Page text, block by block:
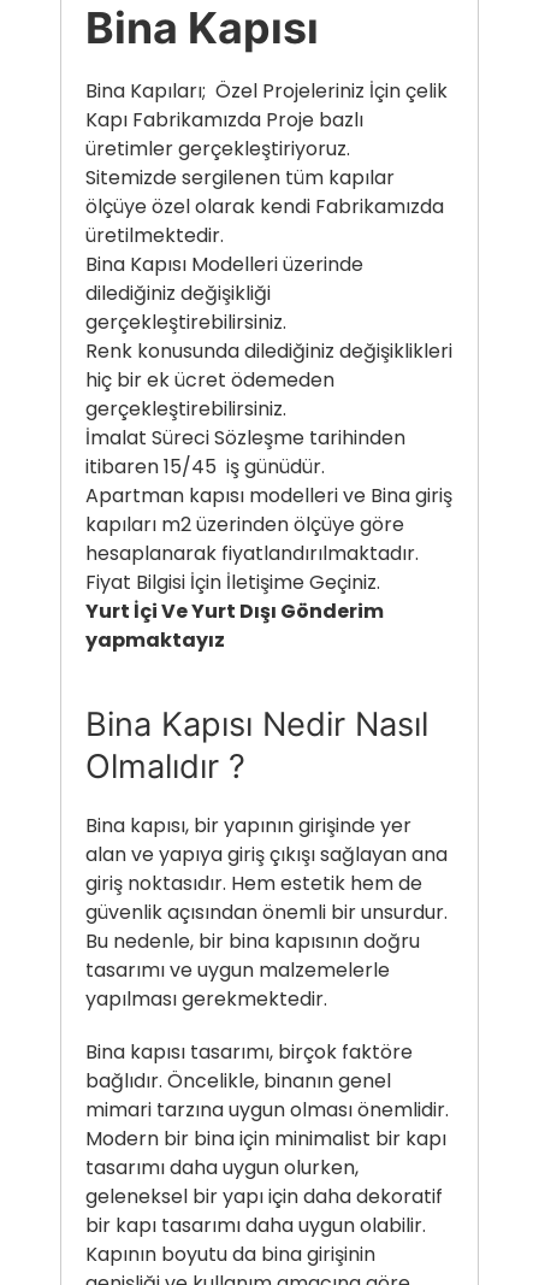
Bina Kapısı
Bina Kapıları; Özel Projeleriniz İçin çelik
Kapı Fabrikamızda Proje bazlı
üretimler gerçekleştiriyoruz.
Sitemizde sergilenen tüm kapılar
ölçüye özel olarak kendi Fabrikamızda
üretilmektedir.
Bina Kapısı Modelleri üzerinde
dilediğiniz değişikliği
gerçekleştirebilirsiniz.
Renk konusunda dilediğiniz değişiklikleri
hiç bir ek ücret ödemeden
gerçekleştirebilirsiniz.
İmalat Süreci Sözleşme tarihinden
itibaren 15/45 iş günüdür.
Apartman kapısı modelleri ve Bina giriş
kapıları m2 üzerinden ölçüye göre
hesaplanarak fiyatlandırılmaktadır.
Fiyat Bilgisi İçin İletişime Geçiniz.
Yurt İçi Ve Yurt Dışı Gönderim
yapmaktayız
Bina Kapısı Nedir Nasıl
Olmalıdır ?
Bina kapısı, bir yapının girişinde yer
alan ve yapıya giriş çıkışı sağlayan ana
giriş noktasıdır. Hem estetik hem de
güvenlik açısından önemli bir unsurdur.
Bu nedenle, bir bina kapısının doğru
tasarımı ve uygun malzemelerle
yapılması gerekmektedir.
Bina kapısı tasarımı, birçok faktöre
bağlıdır. Öncelikle, binanın genel
mimari tarzına uygun olması önemlidir.
Modern bir bina için minimalist bir kapı
tasarımı daha uygun olurken,
geleneksel bir yapı için daha dekoratif
bir kapı tasarımı daha uygun olabilir.
Kapının boyutu da bina girişinin